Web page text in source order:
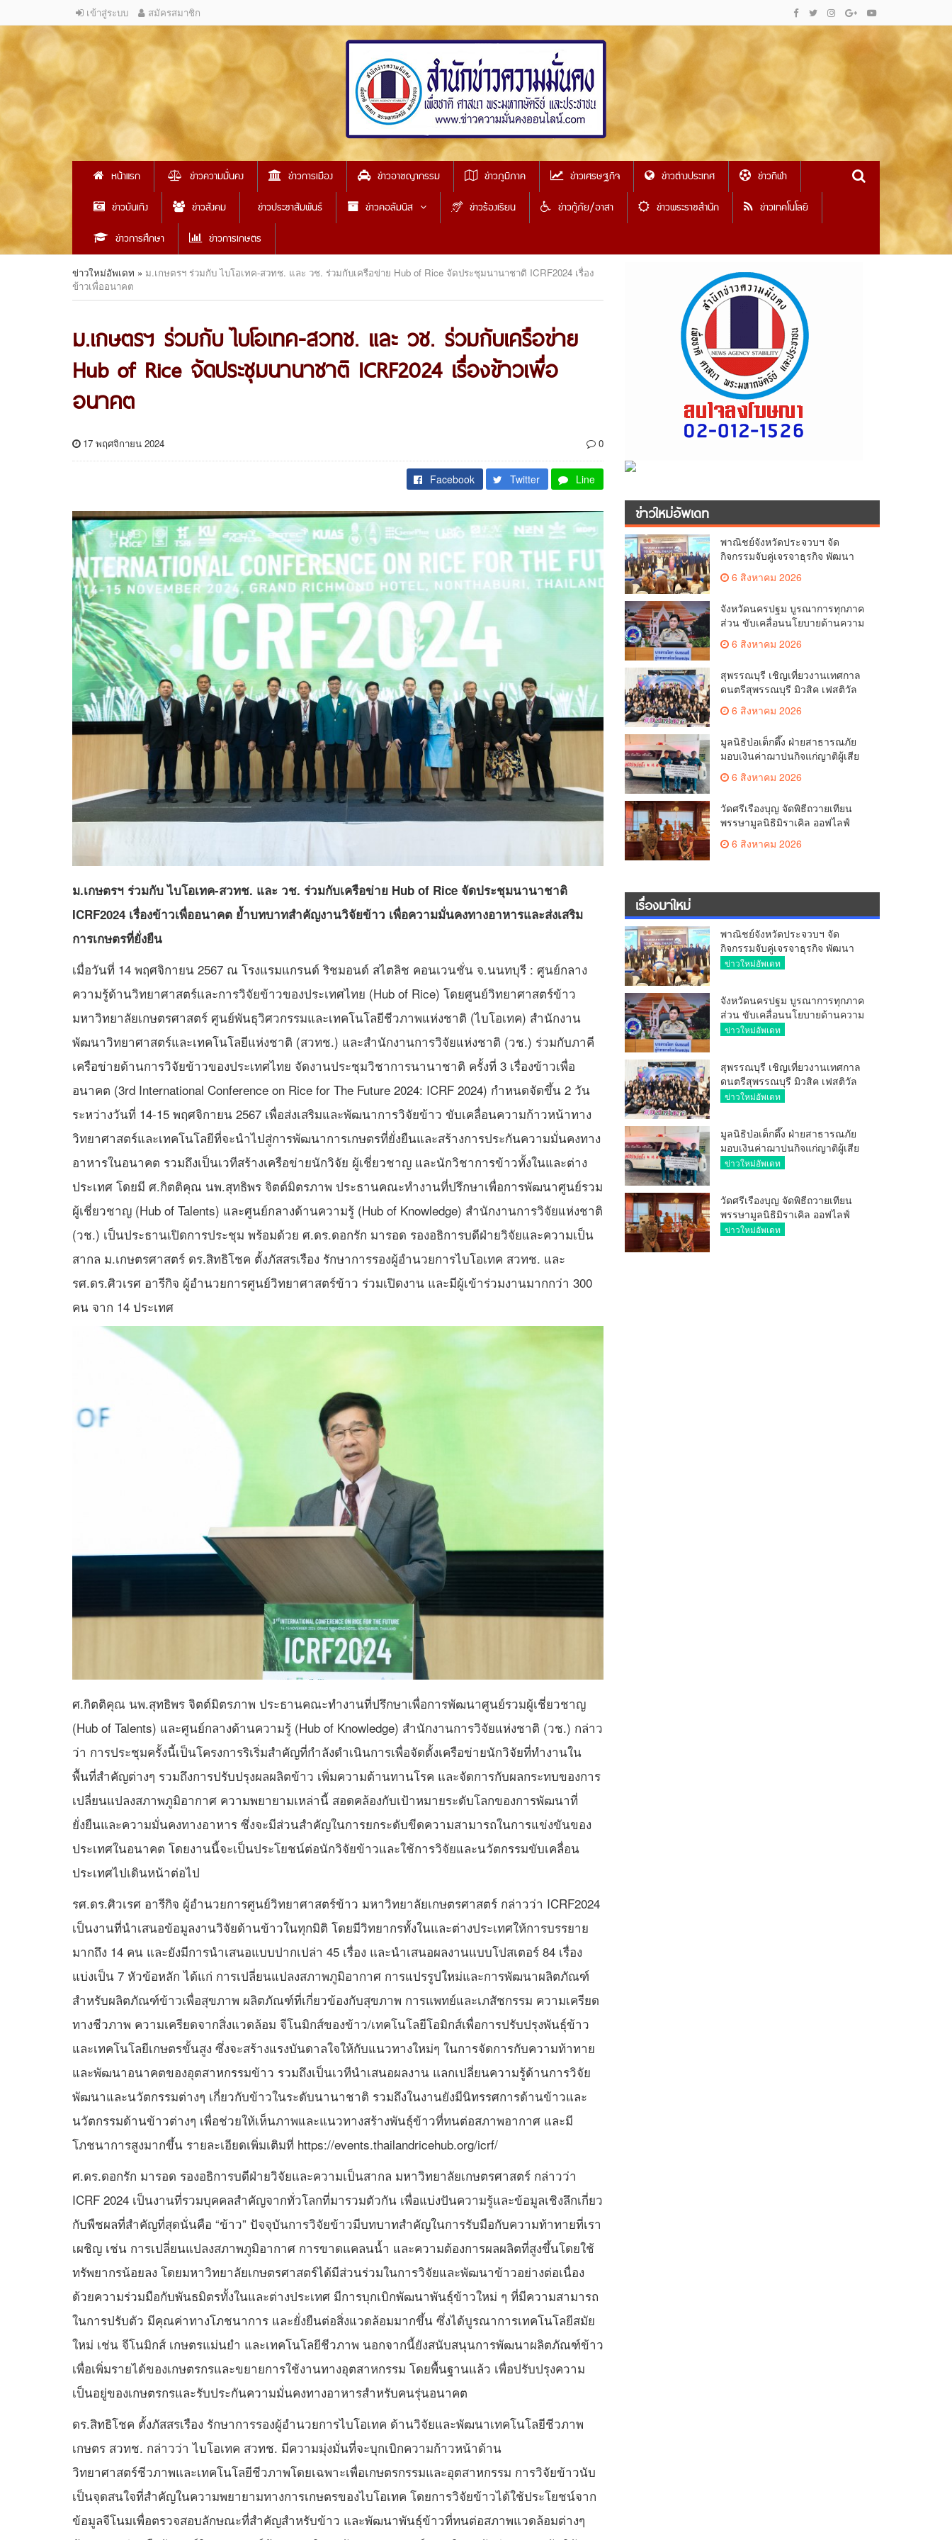
เข้าสู่ระบบ สมัครสมาชิก
หน้าแรก ข่าวความมั่นคง ข่าวการเมือง ข่าวอาชญากรรม ข่าวภูมิภาค ข่าวเศรษฐกิจ ข่าวต่างประเทศ
ข่าวกีฬา
ข่าวบันเทิง
ข่าวสังคม ข่าวประชาสัมพันธ์ ข่าวคอลัมนิส ข่าวร้องเรียน ข่าวกู้ภัย/อาสา ข่าวพระราชสำนัก
ข่าวเทคโนโลยี
ข่าวการศึกษา
ข่าวการเกษตร
ข่าวใหม่อัพเดท » ม.เกษตรฯ ร่วมกับ ไบโอเทค-สวทช. และ วช. ร่วมกับเครือข่าย Hub of Rice จัดประชุมนานาชาติ ICRF2024 เรื่อง
ข้าวเพื่ออนาคต
ม.เกษตรฯ ร่วมกับ ไบโอเทค-สวทช. และ วช. ร่วมกับเครือข่าย
Hub of Rice จัดประชุมนานาชาติ ICRF2024 เรื่องข้าวเพื่อ
อนาคต
17 พฤศจิกายน 2024 0
Facebook Twitter Line
ม.เกษตรฯ ร่วมกับ ไบโอเทค-สวทช. และ วช. ร่วมกับเครือข่าย Hub of Rice จัดประชุมนานาชาติ
ICRF2024 เรื่องข้าวเพื่ออนาคต ย้ำบทบาทสำคัญงานวิจัยข้าว เพื่อความมั่นคงทางอาหารและส่งเสริม
การเกษตรที่ยั่งยืน
เมื่อวันที่ 14 พฤศจิกายน 2567 ณ โรงแรมแกรนด์ ริชมอนด์ สไตลิช คอนเวนชั่น จ.นนทบุรี : ศูนย์กลาง
ความรู้ด้านวิทยาศาสตร์และการวิจัยข้าวของประเทศไทย (Hub of Rice) โดยศูนย์วิทยาศาสตร์ข้าว
มหาวิทยาลัยเกษตรศาสตร์ ศูนย์พันธุวิศวกรรมและเทคโนโลยีชีวภาพแห่งชาติ (ไบโอเทค) สำนักงาน
พัฒนาวิทยาศาสตร์และเทคโนโลยีแห่งชาติ (สวทช.) และสำนักงานการวิจัยแห่งชาติ (วช.) ร่วมกับภาคี
เครือข่ายด้านการวิจัยข้าวของประเทศไทย จัดงานประชุมวิชาการนานาชาติ ครั้งที่ 3 เรื่องข้าวเพื่อ
อนาคต (3rd International Conference on Rice for The Future 2024: ICRF 2024) กำหนดจัดขึ้น 2 วัน
ระหว่างวันที่ 14-15 พฤศจิกายน 2567 เพื่อส่งเสริมและพัฒนาการวิจัยข้าว ขับเคลื่อนความก้าวหน้าทาง
วิทยาศาสตร์และเทคโนโลยีที่จะนำไปสู่การพัฒนาการเกษตรที่ยั่งยืนและสร้างการประกันความมั่นคงทาง
อาหารในอนาคต รวมถึงเป็นเวทีสร้างเครือข่ายนักวิจัย ผู้เชี่ยวชาญ และนักวิชาการข้าวทั้งในและต่าง
ประเทศ โดยมี ศ.กิตติคุณ นพ.สุทธิพร จิตต์มิตรภาพ ประธานคณะทำงานที่ปรึกษาเพื่อการพัฒนาศูนย์รวม
ผู้เชี่ยวชาญ (Hub of Talents) และศูนย์กลางด้านความรู้ (Hub of Knowledge) สำนักงานการวิจัยแห่งชาติ
(วช.) เป็นประธานเปิดการประชุม พร้อมด้วย ศ.ดร.ดอกรัก มารอด รองอธิการบดีฝ่ายวิจัยและความเป็น
สากล ม.เกษตรศาสตร์ ดร.สิทธิโชค ตั้งภัสสรเรือง รักษาการรองผู้อำนวยการไบโอเทค สวทช. และ
รศ.ดร.ศิวเรศ อารีกิจ ผู้อำนวยการศูนย์วิทยาศาสตร์ข้าว ร่วมเปิดงาน และมีผู้เข้าร่วมงานมากกว่า 300
คน จาก 14 ประเทศ
ศ.กิตติคุณ นพ.สุทธิพร จิตต์มิตรภาพ ประธานคณะทำงานที่ปรึกษาเพื่อการพัฒนาศูนย์รวมผู้เชี่ยวชาญ
(Hub of Talents) และศูนย์กลางด้านความรู้ (Hub of Knowledge) สำนักงานการวิจัยแห่งชาติ (วช.) กล่าว
ว่า การประชุมครั้งนี้เป็นโครงการริเริ่มสำคัญที่กำลังดำเนินการเพื่อจัดตั้งเครือข่ายนักวิจัยที่ทำงานใน
พื้นที่สำคัญต่างๆ รวมถึงการปรับปรุงผลผลิตข้าว เพิ่มความต้านทานโรค และจัดการกับผลกระทบของการ
เปลี่ยนแปลงสภาพภูมิอากาศ ความพยายามเหล่านี้ สอดคล้องกับเป้าหมายระดับโลกของการพัฒนาที่
ยั่งยืนและความมั่นคงทางอาหาร ซึ่งจะมีส่วนสำคัญในการยกระดับขีดความสามารถในการแข่งขันของ
ประเทศในอนาคต โดยงานนี้จะเป็นประโยชน์ต่อนักวิจัยข้าวและใช้การวิจัยและนวัตกรรมขับเคลื่อน
ประเทศไปเดินหน้าต่อไป
รศ.ดร.ศิวเรศ อารีกิจ ผู้อำนวยการศูนย์วิทยาศาสตร์ข้าว มหาวิทยาลัยเกษตรศาสตร์ กล่าวว่า ICRF2024
เป็นงานที่นำเสนอข้อมูลงานวิจัยด้านข้าวในทุกมิติ โดยมีวิทยากรทั้งในและต่างประเทศให้การบรรยาย
มากถึง 14 คน และยังมีการนำเสนอแบบปากเปล่า 45 เรื่อง และนำเสนอผลงานแบบโปสเตอร์ 84 เรื่อง
แบ่งเป็น 7 หัวข้อหลัก ได้แก่ การเปลี่ยนแปลงสภาพภูมิอากาศ การแปรรูปใหม่และการพัฒนาผลิตภัณฑ์
สำหรับผลิตภัณฑ์ข้าวเพื่อสุขภาพ ผลิตภัณฑ์ที่เกี่ยวข้องกับสุขภาพ การแพทย์และเภสัชกรรม ความเครียด
ทางชีวภาพ ความเครียดจากสิ่งแวดล้อม จีโนมิกส์ของข้าว/เทคโนโลยีโอมิกส์เพื่อการปรับปรุงพันธุ์ข้าว
และเทคโนโลยีเกษตรขั้นสูง ซึ่งจะสร้างแรงบันดาลใจให้กับแนวทางใหม่ๆ ในการจัดการกับความท้าทาย
และพัฒนาอนาคตของอุตสาหกรรมข้าว รวมถึงเป็นเวทีนำเสนอผลงาน แลกเปลี่ยนความรู้ด้านการวิจัย
พัฒนาและนวัตกรรมต่างๆ เกี่ยวกับข้าวในระดับนานาชาติ รวมถึงในงานยังมีนิทรรศการด้านข้าวและ
นวัตกรรมด้านข้าวต่างๆ เพื่อช่วยให้เห็นภาพและแนวทางสร้างพันธุ์ข้าวที่ทนต่อสภาพอากาศ และมี
โภชนาการสูงมากขึ้น รายละเอียดเพิ่มเติมที่ https://events.thailandricehub.org/icrf/
ศ.ดร.ดอกรัก มารอด รองอธิการบดีฝ่ายวิจัยและความเป็นสากล มหาวิทยาลัยเกษตรศาสตร์ กล่าวว่า
ICRF 2024 เป็นงานที่รวมบุคคลสำคัญจากทั่วโลกที่มารวมตัวกัน เพื่อแบ่งปันความรู้และข้อมูลเชิงลึกเกี่ยว
กับพืชผลที่สำคัญที่สุดนั่นคือ “ข้าว” ปัจจุบันการวิจัยข้าวมีบทบาทสำคัญในการรับมือกับความท้าทายที่เรา
เผชิญ เช่น การเปลี่ยนแปลงสภาพภูมิอากาศ การขาดแคลนน้ำ และความต้องการผลผลิตที่สูงขึ้นโดยใช้
ทรัพยากรน้อยลง โดยมหาวิทยาลัยเกษตรศาสตร์ได้มีส่วนร่วมในการวิจัยและพัฒนาข้าวอย่างต่อเนื่อง
ด้วยความร่วมมือกับพันธมิตรทั้งในและต่างประเทศ มีการบุกเบิกพัฒนาพันธุ์ข้าวใหม่ ๆ ที่มีความสามารถ
ในการปรับตัว มีคุณค่าทางโภชนาการ และยั่งยืนต่อสิ่งแวดล้อมมากขึ้น ซึ่งได้บูรณาการเทคโนโลยีสมัย
ใหม่ เช่น จีโนมิกส์ เกษตรแม่นยำ และเทคโนโลยีชีวภาพ นอกจากนี้ยังสนับสนุนการพัฒนาผลิตภัณฑ์ข้าว
เพื่อเพิ่มรายได้ของเกษตรกรและขยายการใช้งานทางอุตสาหกรรม โดยพื้นฐานแล้ว เพื่อปรับปรุงความ
เป็นอยู่ของเกษตรกรและรับประกันความมั่นคงทางอาหารสำหรับคนรุ่นอนาคต
ดร.สิทธิโชค ตั้งภัสสรเรือง รักษาการรองผู้อำนวยการไบโอเทค ด้านวิจัยและพัฒนาเทคโนโลยีชีวภาพ
เกษตร สวทช. กล่าวว่า ไบโอเทค สวทช. มีความมุ่งมั่นที่จะบุกเบิกความก้าวหน้าด้าน
วิทยาศาสตร์ชีวภาพและเทคโนโลยีชีวภาพโดยเฉพาะเพื่อเกษตรกรรมและอุตสาหกรรม การวิจัยข้าวนับ
เป็นจุดสนใจที่สำคัญในความพยายามทางการเกษตรของไบโอเทค โดยการวิจัยข้าวได้ใช้ประโยชน์จาก
ข้อมูลจีโนมเพื่อตรวจสอบลักษณะที่สำคัญสำหรับข้าว และพัฒนาพันธุ์ข้าวที่ทนต่อสภาพแวดล้อมต่างๆ
ข่าวใหม่อัพเดท
พาณิชย์จังหวัดประจวบฯ จัด
กิจกรรมจับคู่เจรจาธุรกิจ พัฒนา
ศักยภาพ ผู้ประกอบการ ขยายช่อง
ทางการค้า สู่การค้าระหว่าง
6 สิงหาคม 2026
จังหวัดนครปฐม บูรณาการทุกภาค
ส่วน ขับเคลื่อนนโยบายด้านความ
มั่นคง ยกระดับการป้องกัน
อาชญากรรมทางเทคโนโลยี
6 สิงหาคม 2026
สุพรรณบุรี เชิญเที่ยวงานเทศกาล
ดนตรีสุพรรณบุรี มิวสิค เฟสติวัล
มันส์ เหน่อมาก
6 สิงหาคม 2026
มูลนิธิป่อเต็กตึ๊ง ฝ่ายสาธารณภัย
มอบเงินค่าฌาปนกิจแก่ญาติผู้เสีย
ชีวิต จากเหตุเพลิงไหม้ โรงเบียร์ ณ
ลาดพร้าว จำนวน 20,000 บาท
6 สิงหาคม 2026
วัดศรีเรืองบุญ จัดพิธีถวายเทียน
พรรษามูลนิธิมิราเคิล ออฟไลฟ์
ประจำปี 2569 พล.ต.ต.ศิริวัฒน์
ดีพอ ให้เกียรติเป็นประธาน
6 สิงหาคม 2026
เรื่องมาใหม่
พาณิชย์จังหวัดประจวบฯ จัด
กิจกรรมจับคู่เจรจาธุรกิจ พัฒนา
ศักยภาพ ผู้ประกอบการ ขยายช่อง
ข่าวใหม่อัพเดท
จังหวัดนครปฐม บูรณาการทุกภาค
ส่วน ขับเคลื่อนนโยบายด้านความ
มั่นคง ยกระดับการป้องกัน
ข่าวใหม่อัพเดท
สุพรรณบุรี เชิญเที่ยวงานเทศกาล
ดนตรีสุพรรณบุรี มิวสิค เฟสติวัล
มันส์ เหน่อมาก
ข่าวใหม่อัพเดท
มูลนิธิป่อเต็กตึ๊ง ฝ่ายสาธารณภัย
มอบเงินค่าฌาปนกิจแก่ญาติผู้เสีย
ชีวิต จากเหตุเพลิงไหม้ โรงเบียร์ ณ
ข่าวใหม่อัพเดท
วัดศรีเรืองบุญ จัดพิธีถวายเทียน
พรรษามูลนิธิมิราเคิล ออฟไลฟ์
ประจำปี 2569 พล.ต.ต.ศิริวัฒน์
ข่าวใหม่อัพเดท